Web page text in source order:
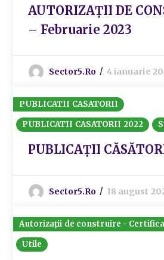
AUTORIZAȚII DE
– Februarie 2023
Sector5.ro 4 ianuarie
PUBLICATII CASATORII
PUBLICATII CASATORII 2022
PUBLICAȚII
Sector5.ro 18 august
Autorizații de construire -
Utile